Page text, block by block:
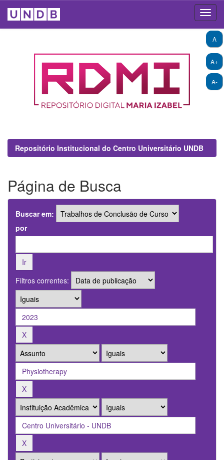
A+
A-
A
Repositório Institucional do Centro Universitário UNDB
Página de Busca
Buscar em:
por
Filtros correntes: